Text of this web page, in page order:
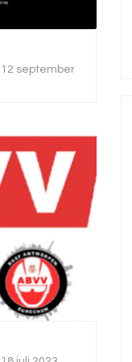
12 september